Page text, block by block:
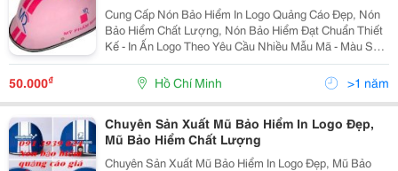
Cung Cấp Nón Bảo Hiểm In Logo Quảng Cáo Đẹp, Nón
Bảo Hiểm Chất Lượng, Nón Bảo Hiểm Đạt Chuẩn Thiết
Kế - In Ấn Logo Theo Yêu Cầu Nhiều Mẫu Mã - Màu Sắc
Đa Dạng ------≫ Không Phân Biệt Ngành Nghề , Đối
Tượng. Mọi Khách Hàng Có Nhu Cầu In Ấn
50.000₫ Hồ Chí Minh >1 năm
Chuyên Sản Xuất Mũ Bảo Hiểm In Logo Đẹp,
Mũ Bảo Hiểm Chất Lượng
Chuyên Sản Xuất Mũ Bảo Hiểm In Logo Đẹp, Mũ Bảo